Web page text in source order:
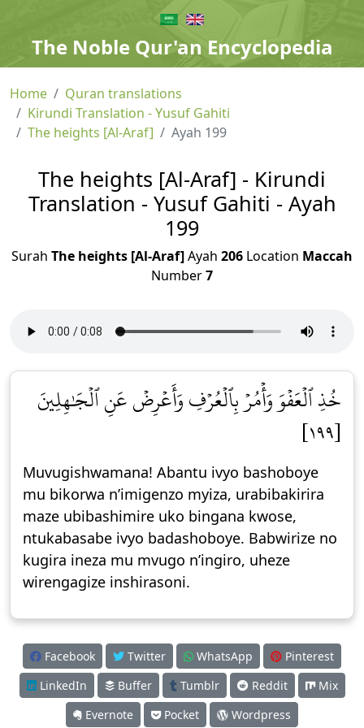
The Noble Qur'an Encyclopedia
Home
Quran translations
Kirundi Translation - Yusuf Gahiti
The heights [Al-Araf]
Ayah 199
The heights [Al-Araf] - Kirundi
Translation - Yusuf Gahiti - Ayah
199
Surah The heights [Al-Araf]Ayah 206 Location Maccah
Number7
خُذِ ٱلۡعَفۡوَ وَأۡمُرۡ بِٱلۡعُرۡفِ وَأَعۡرِضۡ عَنِ ٱلۡجَٰهِلِينَ
[١٩٩]
Muvugishwamana! Abantu ivyo bashoboye
mu bikorwa n’imigenzo myiza, urabibakirira
maze ubibashimire uko bingana kwose,
ntukabasabe ivyo badashoboye. Babwirize no
kugira ineza mu mvugo n’ingiro, uheze
wirengagize inshirasoni.
Facebook Twitter WhatsApp
Pinterest
LinkedIn
Buffer Tumblr Reddit
Mix
Evernote
Pocket Wordpress